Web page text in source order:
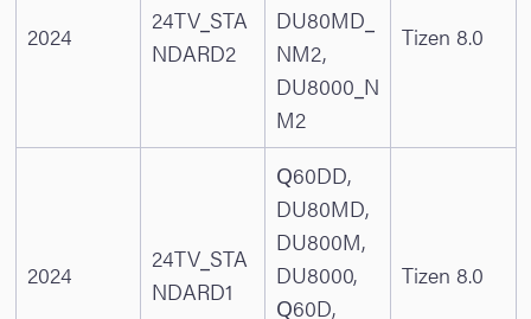
2024
24TV_STA
NDARD2
DU80MD_
NM2,
DU8000_N
M2
Tizen 8.0
2024
24TV_STA
NDARD1
Q60DD,
DU80MD,
DU800M,
DU8000,
Q60D,
Tizen 8.0